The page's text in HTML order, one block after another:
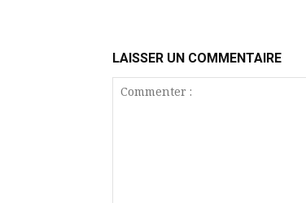
LAISSER UN COMMENTAIRE